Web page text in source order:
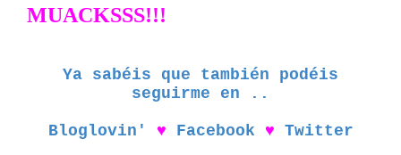
MUACKSSS!!!
Ya sabéis que también podéis
seguirme en ..
Bloglovin' ♥ Facebook ♥ Twitter